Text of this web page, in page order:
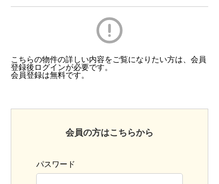
こちらの物件の詳しい内容をご覧になりたい方は、会員
登録後ログインが必要です。
会員登録は無料です。
会員の方はこちらから
パスワード